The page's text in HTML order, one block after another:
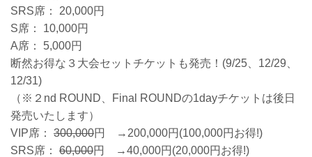
SRS席： 20,000円
S席： 10,000円
A席： 5,000円
断然お得な３大会セットチケットも発売！(9/25、12/29、
12/31)
（※２nd ROUND、Final ROUNDの1dayチケットは後日
発売いたします）
VIP席： 300,000円 →200,000円(100,000円お得!)
SRS席： 60,000円 →40,000円(20,000円お得!)